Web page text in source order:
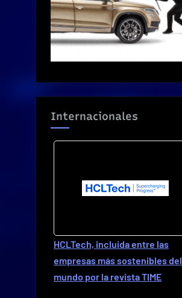
Internacionales
HCLTech, incluida entre las
empresas más sostenibles del
mundo por la revista TIME